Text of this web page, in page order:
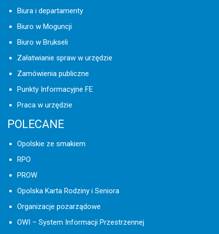
Biura i departamenty
Biuro w Moguncji
Biuro w Brukseli
Załatwianie spraw w urzędzie
Zamówienia publiczne
Punkty Informacyjne FE
Praca w urzędzie
POLECANE
Opolskie ze smakiem
RPO
PROW
Opolska Karta Rodziny i Seniora
Organizacje pozarządowe
OWI – System Informacji Przestrzennej